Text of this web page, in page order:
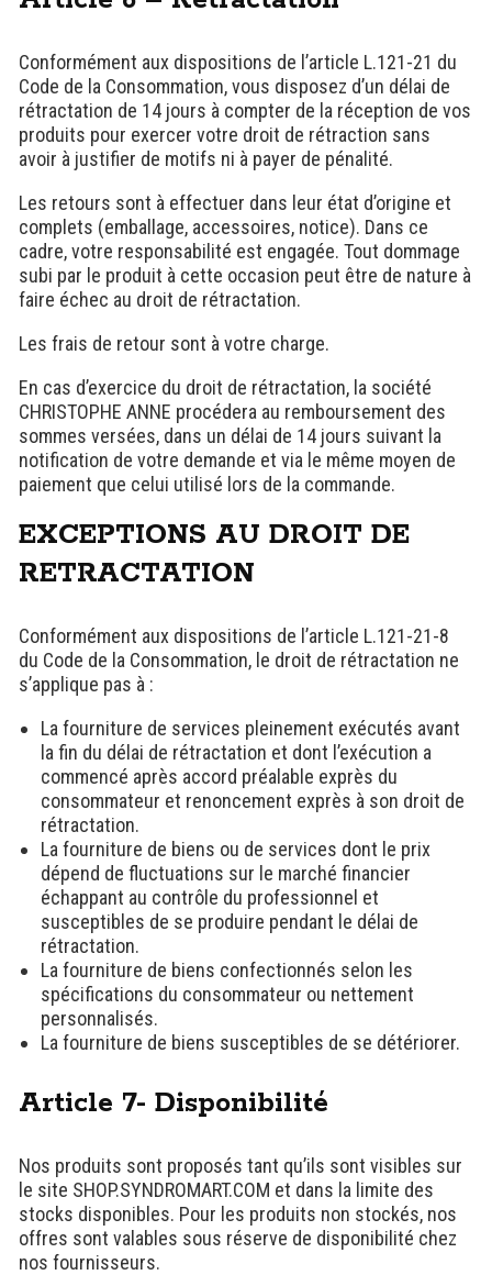
Conformément aux dispositions de l’article L.121-21 du
Code de la Consommation, vous disposez d’un délai de
rétractation de 14 jours à compter de la réception de vos
produits pour exercer votre droit de rétraction sans
avoir à justifier de motifs ni à payer de pénalité.
Les retours sont à effectuer dans leur état d’origine et
complets (emballage, accessoires, notice). Dans ce
cadre, votre responsabilité est engagée. Tout dommage
subi par le produit à cette occasion peut être de nature à
faire échec au droit de rétractation.
Les frais de retour sont à votre charge.
En cas d’exercice du droit de rétractation, la société
CHRISTOPHE ANNE procédera au remboursement des
sommes versées, dans un délai de 14 jours suivant la
notification de votre demande et via le même moyen de
paiement que celui utilisé lors de la commande.
EXCEPTIONS AU DROIT DE
RETRACTATION
Conformément aux dispositions de l’article L.121-21-8
du Code de la Consommation, le droit de rétractation ne
s’applique pas à :
La fourniture de services pleinement exécutés avant
la fin du délai de rétractation et dont l’exécution a
commencé après accord préalable exprès du
consommateur et renoncement exprès à son droit de
rétractation.
La fourniture de biens ou de services dont le prix
dépend de fluctuations sur le marché financier
échappant au contrôle du professionnel et
susceptibles de se produire pendant le délai de
rétractation.
La fourniture de biens confectionnés selon les
spécifications du consommateur ou nettement
personnalisés.
La fourniture de biens susceptibles de se détériorer.
Article 7- Disponibilité
Nos produits sont proposés tant qu’ils sont visibles sur
le site SHOP.SYNDROMART.COM et dans la limite des
stocks disponibles. Pour les produits non stockés, nos
offres sont valables sous réserve de disponibilité chez
nos fournisseurs.